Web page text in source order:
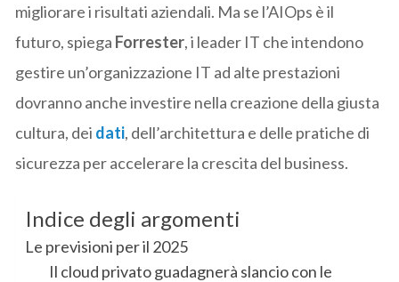
migliorare i risultati aziendali. Ma se l’AIOps è il
futuro, spiega Forrester, i leader IT che intendono
gestire un’organizzazione IT ad alte prestazioni
dovranno anche investire nella creazione della giusta
cultura, dei dati, dell’architettura e delle pratiche di
sicurezza per accelerare la crescita del business.
Indice degli argomenti
Le previsioni per il 2025
Il cloud privato guadagnerà slancio con le